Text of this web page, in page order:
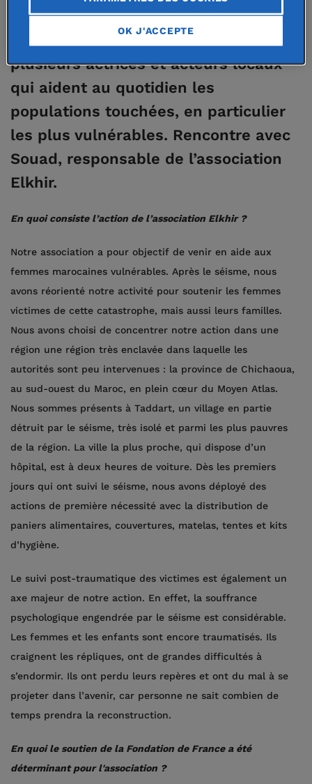
de l’opération Solidarité Maroc.
L’occasion de s’entretenir avec
plusieurs actrices et acteurs locaux
qui aident au quotidien les
populations touchées, en particulier
les plus vulnérables. Rencontre avec
Souad, responsable de l’association
Elkhir.
En quoi consiste l’action de l’association Elkhir ?
Notre association a pour objectif de venir en aide aux
femmes marocaines vulnérables. Après le séisme, nous
avons réorienté notre activité pour soutenir les femmes
victimes de cette catastrophe, mais aussi leurs familles.
Nous avons choisi de concentrer notre action dans une
région une région très enclavée dans laquelle les
autorités sont peu intervenues : la province de Chichaoua,
au sud-ouest du Maroc, en plein cœur du Moyen Atlas.
Nous sommes présents à Taddart, un village en partie
détruit par le séisme, très isolé et parmi les plus pauvres
de la région. La ville la plus proche, qui dispose d’un
hôpital, est à deux heures de voiture. Dès les premiers
jours qui ont suivi le séisme, nous avons déployé des
actions de première nécessité avec la distribution de
paniers alimentaires, couvertures, matelas, tentes et kits
d’hygiène.
Le suivi post-traumatique des victimes est également un
axe majeur de notre action. En effet, la souffrance
psychologique engendrée par le séisme est considérable.
Les femmes et les enfants sont encore traumatisés. Ils
craignent les répliques, ont de grandes difficultés à
s’endormir. Ils ont perdu leurs repères et ont du mal à se
projeter dans l’avenir, car personne ne sait combien de
temps prendra la reconstruction.
En quoi le soutien de la Fondation de France a été
déterminant pour l'association ?
OK J'ACCEPTE